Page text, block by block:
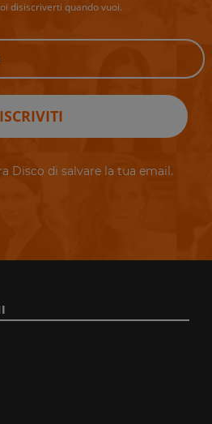
disiscriverti quando vuoi.
ISCRIVITI
Disco di salvare la tua email.